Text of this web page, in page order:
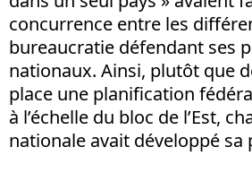
concurrence entre les
bureaucratie défendant ses
nationaux. Ainsi, plutôt que
place une planification
à l’échelle du bloc de l’Est,
nationale avait développé